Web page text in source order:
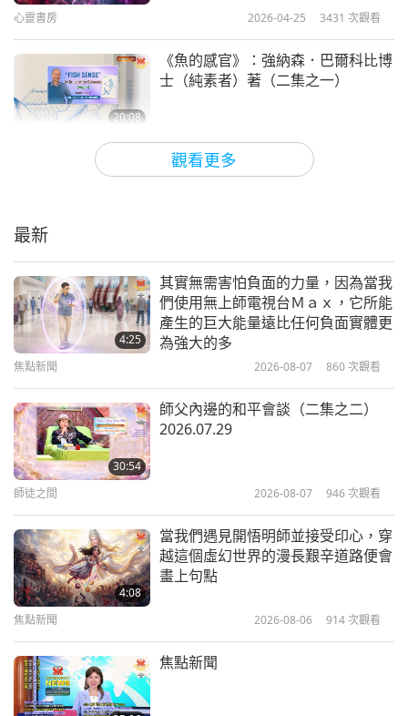
觀看更多
心靈書房 2026-04-25 3431 次觀看
20:08
《魚的感官》：強納森．巴爾科比博
士（純素者）著（二集之一）
2026-03-28
《與路共生：道路生態學如何改變地
球命運》，作者班·戈德法布（二集
之一）
《皮特凱恩醫師的犬貓自然健康完整
《和平：五個關於更美好世界的慈悲
故事》，辛蒂·薇拉（純素者）著作
最新
4:25
其實無需害怕負面的力量，因為當我
們使用無上師電視台Ｍａｘ，它所能
產生的巨大能量遠比任何負面實體更
為強大的多
焦點新聞 2026-08-07 860次觀看
30:54
師父內邊的和平會談（二集之二）
2026.07.29
師徒之間 2026-08-07 946次觀看
4:08
當我們遇見開悟明師並接受印心，穿
越這個虛幻世界的漫長艱辛道路便會
畫上句點
焦點新聞 2026-08-06 914次觀看
焦點新聞